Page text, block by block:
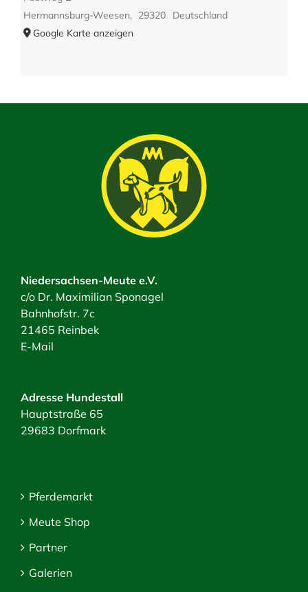
Hermannsburg-Weesen, 29320
Deutschland
Google Karte anzeigen
Niedersachsen-Meute e.V.
c/o Dr. Maximilian Sponagel
Bahnhofstr. 7c
21465 Reinbek
E-Mail
Adresse Hundestall
Hauptstraße 65
29683 Dorfmark
Pferdemarkt
Meute Shop
Partner
Galerien